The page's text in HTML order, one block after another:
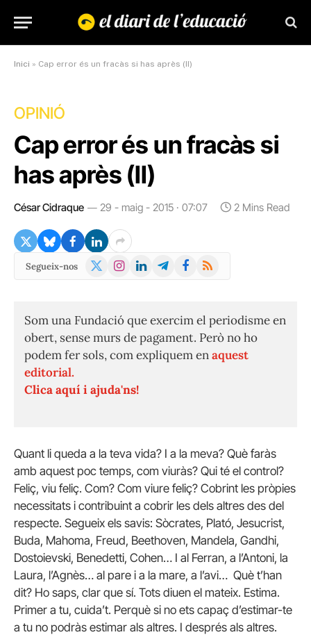
Inici » Cap error és un fracàs si has après (II)
OPINIÓ
Cap error és un fracàs si
has après (II)
César Cidraque 29 - maig - 2015 · 07:07 2 Mins Read
Segueix-nos
X
Instagram
LinkedInTelegramFacebook
RSS
Som una Fundació que exercim el periodisme en
obert, sense murs de pagament. Però no ho
podem fer sols, com expliquem enaquest
editorial.
Clica aquí i ajuda'ns!
Quant li queda a la teva vida? I a la meva? Què faràs
amb aquest poc temps, com viuràs? Qui té el control?
Feliç, viu feliç. Com? Com viure feliç? Cobrint les pròpies
necessitats i contribuint a cobrir les dels altres des del
respecte. Segueix els savis: Sòcrates, Plató, Jesucrist,
Buda, Mahoma, Freud, Beethoven, Mandela, Gandhi,
Dostoievski, Benedetti, Cohen… I al Ferran, a l’Antoni, la
Laura, l’Agnès… al pare i a la mare, a l’avi… Què t’han
dit? Ho saps, clar que sí. Tots diuen el mateix. Estima.
Primer a tu, cuida’t. Perquè si no ets capaç d’estimar-te
a tu no podràs estimar als altres. I després als altres.